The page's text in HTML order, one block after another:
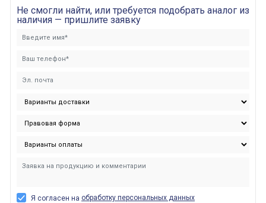
Не смогли найти, или требуется подобрать аналог из
наличия — пришлите заявку
Я согласен на обработку персональных данных